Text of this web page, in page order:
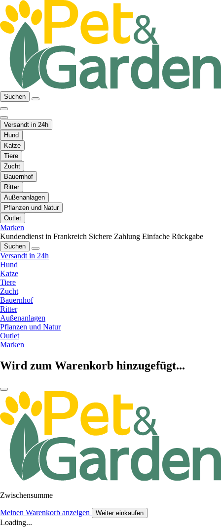
Suchen
Versandt in 24h
Hund
Katze
Tiere
Zucht
Bauernhof
Ritter
Außenanlagen
Pflanzen und Natur
Outlet
Marken
Kundendienst in Frankreich Sichere Zahlung Einfache Rückgabe
Suchen
Versandt in 24h
Hund
Katze
Tiere
Zucht
Bauernhof
Ritter
Außenanlagen
Pflanzen und Natur
Outlet
Marken
Wird zum Warenkorb hinzugefügt...
Zwischensumme
Meinen Warenkorb anzeigen Weiter einkaufen
Loading...